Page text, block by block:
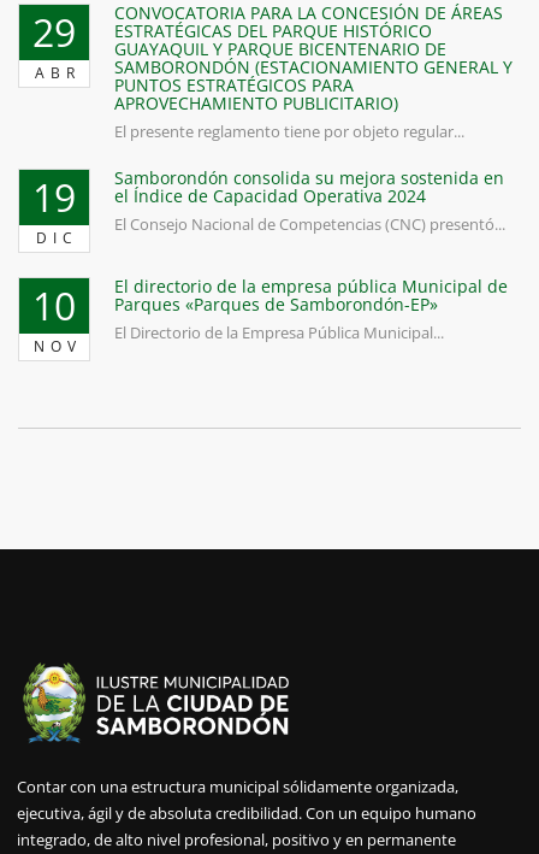
29
ABR
CONVOCATORIA PARA LA CONCESIÓN DE ÁREAS
ESTRATÉGICAS DEL PARQUE HISTÓRICO
GUAYAQUIL Y PARQUE BICENTENARIO DE
SAMBORONDÓN (ESTACIONAMIENTO GENERAL Y
PUNTOS ESTRATÉGICOS PARA
APROVECHAMIENTO PUBLICITARIO)
El presente reglamento tiene por objeto regular...
19
DIC
Samborondón consolida su mejora sostenida en
el Índice de Capacidad Operativa 2024
El Consejo Nacional de Competencias (CNC) presentó...
10
NOV
El directorio de la empresa pública Municipal de
Parques «Parques de Samborondón-EP»
El Directorio de la Empresa Pública Municipal...
Contar con una estructura municipal sólidamente organizada,
ejecutiva, ágil y de absoluta credibilidad. Con un equipo humano
integrado, de alto nivel profesional, positivo y en permanente